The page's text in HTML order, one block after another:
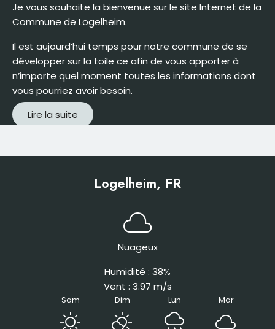
Je vous souhaite la bienvenue sur le site Internet de la
Commune de Logelheim.
Il est aujourd’hui temps pour notre commune de se
développer sur la toile ce afin de vous apporter à
n’importe quel moment toutes les informations dont
vous pourriez avoir besoin.
Lire la suite
Logelheim, FR
cloud
Nuageux
Humidité : 38%
Vent : 3.97 m/s
Sam
sunny
Dim
partly_cloudy_day
Lun
rainy
Mar
cloud